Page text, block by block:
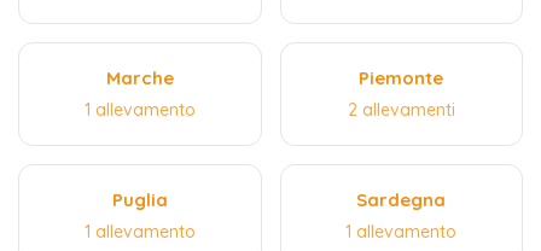
Marche
1 allevamento
Piemonte
2 allevamenti
Puglia
1 allevamento
Sardegna
1 allevamento